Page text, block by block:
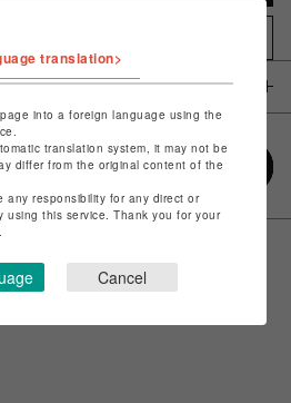
translation>
into a foreign language using the
translation system, it may not be
differ from the original content of the
any responsibility for any direct or
using this service. Thank you for your
Cancel